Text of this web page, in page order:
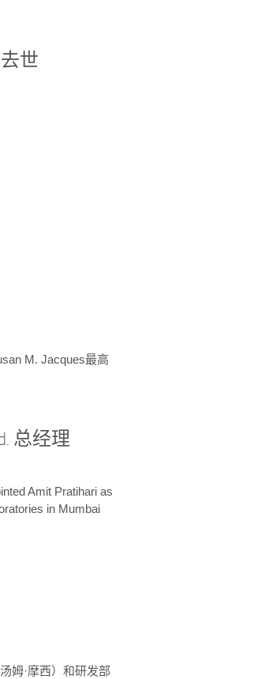
世
M. Jacques最高
总经理
Amit Pratihari as
in Mumbai
姆·摩西）和研发部